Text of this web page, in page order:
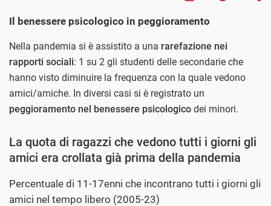
Il benessere psicologico in peggioramento
Nella pandemia si è assistito a una rarefazione nei
rapporti sociali: 1 su 2 gli studenti delle secondarie che
hanno visto diminuire la frequenza con la quale vedono
amici/amiche. In diversi casi si è registrato un
peggioramento nel benessere psicologico dei minori.
La quota di ragazzi che vedono tutti i giorni gli
amici era crollata già prima della pandemia
Percentuale di 11-17enni che incontrano tutti i giorni gli
amici nel tempo libero (2005-23)